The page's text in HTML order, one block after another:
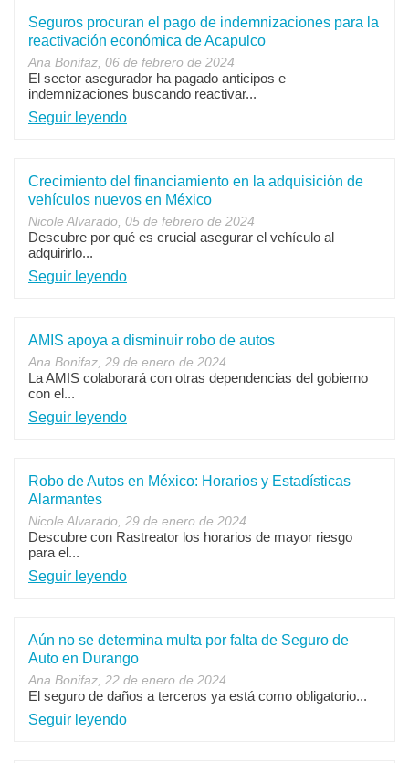
Seguros procuran el pago de indemnizaciones para la
reactivación económica de Acapulco
Ana Bonifaz, 06 de febrero de 2024
El sector asegurador ha pagado anticipos e
indemnizaciones buscando reactivar...
Seguir leyendo
Crecimiento del financiamiento en la adquisición de
vehículos nuevos en México
Nicole Alvarado, 05 de febrero de 2024
Descubre por qué es crucial asegurar el vehículo al
adquirirlo...
Seguir leyendo
AMIS apoya a disminuir robo de autos
Ana Bonifaz, 29 de enero de 2024
La AMIS colaborará con otras dependencias del gobierno
con el...
Seguir leyendo
Robo de Autos en México: Horarios y Estadísticas
Alarmantes
Nicole Alvarado, 29 de enero de 2024
Descubre con Rastreator los horarios de mayor riesgo
para el...
Seguir leyendo
Aún no se determina multa por falta de Seguro de
Auto en Durango
Ana Bonifaz, 22 de enero de 2024
El seguro de daños a terceros ya está como obligatorio...
Seguir leyendo